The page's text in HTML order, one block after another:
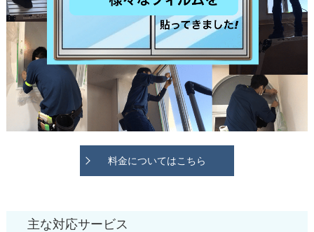
料金についてはこちら
主な対応サービス